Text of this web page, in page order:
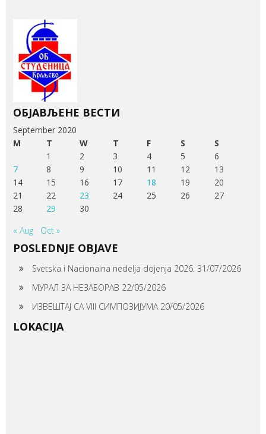
ОБЈАВЉЕНЕ ВЕСТИ
September 2020
M
T W T F S
S
1
2 3 4 5
6
7
8 9 10 11 12
13
14
15 16 17 18 19
20
21
22 23 24 25 26
27
28
29
30
« Aug
Oct »
POSLEDNJE OBJAVE
Svetska i Nacionalna nedelja dojenja 2026. 31/07/2026
МУРАЛ ЗА НЕЗАБОРАВ 22/05/2026
ИЗВЕШТАЈ СА VIII СИМПОЗИЈУМА 20/05/2026
LOKACIJA